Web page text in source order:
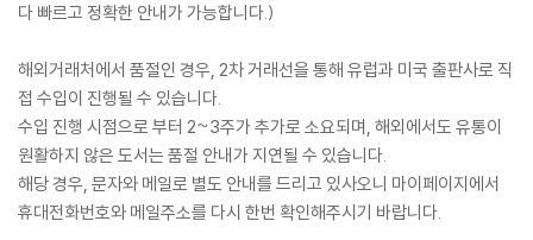
다 빠르고 정확한 안내가 가능합니다.)
해외거래처에서 품절인 경우, 2차 거래선을 통해 유럽과 미국 출판사로 직
접 수입이 진행될 수 있습니다.
수입 진행 시점으로 부터 2~3주가 추가로 소요되며, 해외에서도 유통이
원활하지 않은 도서는 품절 안내가 지연될 수 있습니다.
해당 경우, 문자와 메일로 별도 안내를 드리고 있사오니 마이페이지에서
휴대전화번호와 메일주소를 다시 한번 확인해주시기 바랍니다.